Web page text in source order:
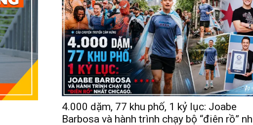
4.000 dặm, 77 khu phố, 1 kỷ lục: Joabe
Barbosa và hành trình chạy bộ “điên rồ”